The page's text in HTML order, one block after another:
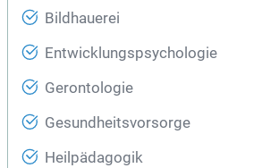
Bildhauerei
Entwicklungspsychologie
Gerontologie
Gesundheitsvorsorge
Heilpädagogik